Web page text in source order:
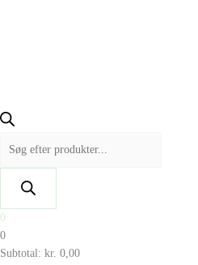
0
0
Subtotal: kr. 0,00